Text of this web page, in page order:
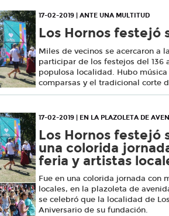
17-02-2019 | ANTE UNA MULTITUD
Los Hornos festejó
Miles de vecinos se acercaron a
participar de los festejos del 136
populosa localidad. Hubo
comparsas y el tradicional corte
17-02-2019 | EN LA PLAZOLETA DE
Los Hornos festejó
una colorida
feria y artistas
Fue en una colorida jornada con
locales, en la plazoleta de
se celebró que la localidad de
Aniversario de su fundación.